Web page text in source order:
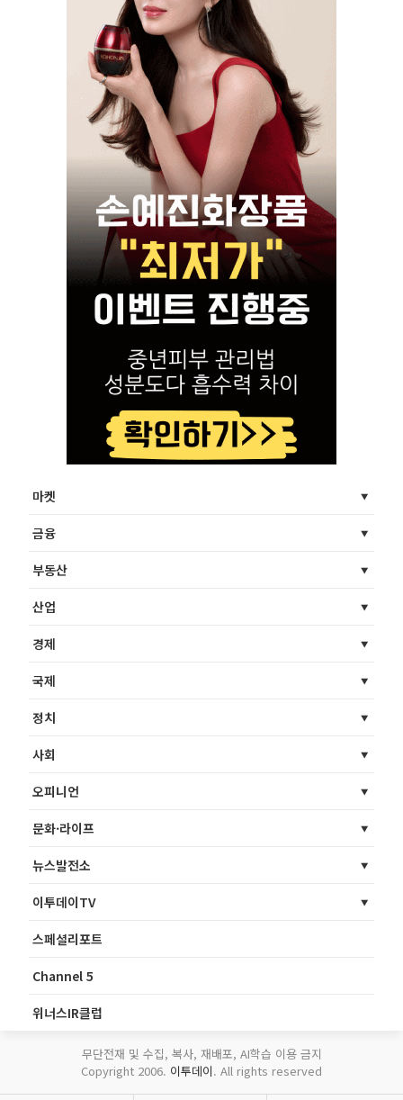
마켓
금융
부동산
산업
경제
국제
정치
사회
오피니언
문화·라이프
뉴스발전소
이투데이TV
스페셜리포트
Channel 5
위너스IR클럽
무단전재 및 수집, 복사, 재배포, AI학습 이용 금지
Copyright 2006. 이투데이. All rights reserved